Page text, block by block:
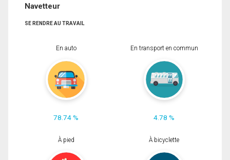
Navetteur
SE RENDRE AU TRAVAIL
En auto
78.74 %
En transport en commun
4.78 %
À pied À bicyclette